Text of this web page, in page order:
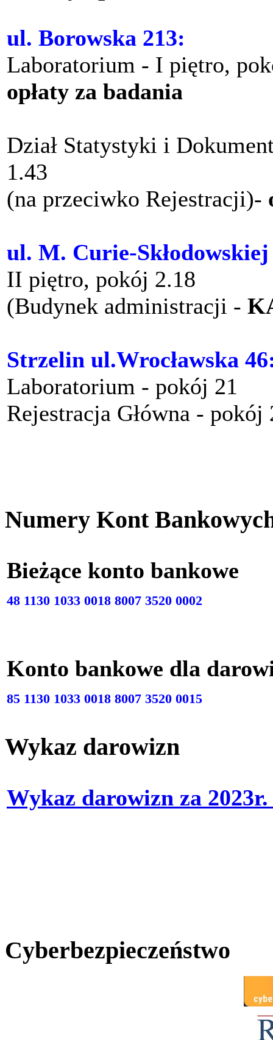
ul. Borowska 213:
Laboratorium - I piętro,
opłaty za badania
Dział Statystyki i
1.43
(na przeciwko Rejestracji)-
ul. M. Curie-Skłodowskiej
II piętro, pokój 2.18
(Budynek administracji -
Strzelin ul.Wrocławska
Laboratorium - pokój 21
Rejestracja Główna -
Numery Kont
Bieżące konto
48 1130 1033 0018 8007 3520 0002
Konto bankowe dla
85 1130 1033 0018 8007 3520 0015
Wykaz darowizn
Wykaz darowizn za
Cyberbezpieczeństwo